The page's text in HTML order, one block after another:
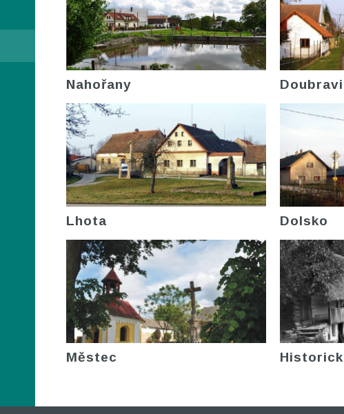
Nahořany
Lhota Dolsko
Městec